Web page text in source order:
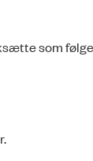
som